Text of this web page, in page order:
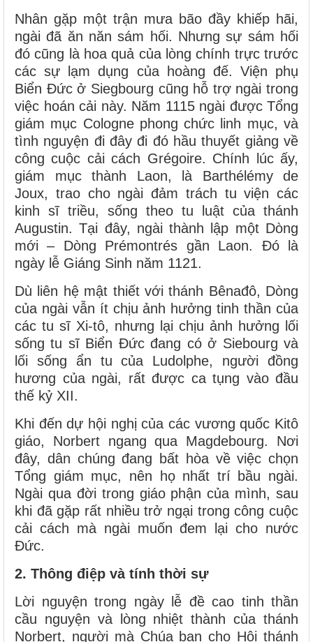
Nhân gặp một trận mưa bão đầy khiếp hãi,
ngài đã ăn năn sám hối. Nhưng sự sám hối
đó cũng là hoa quả của lòng chính trực trước
các sự lạm dụng của hoàng đế. Viện phụ
Biển Đức ở Siegbourg cũng hỗ trợ ngài trong
việc hoán cải này. Năm 1115 ngài được Tổng
giám mục Cologne phong chức linh mục, và
tình nguyện đi đây đi đó hầu thuyết giảng về
công cuộc cải cách Grégoire. Chính lúc ấy,
giám mục thành Laon, là Barthélémy de
Joux, trao cho ngài đảm trách tu viện các
kinh sĩ triều, sống theo tu luật của thánh
Augustin. Tại đây, ngài thành lập một Dòng
mới – Dòng Prémontrés gần Laon. Đó là
ngày lễ Giáng Sinh năm 1121.
Dù liên hệ mật thiết với thánh Bênađô, Dòng
của ngài vẫn ít chịu ảnh hưởng tinh thần của
các tu sĩ Xi-tô, nhưng lại chịu ảnh hưởng lối
sống tu sĩ Biển Đức đang có ở Siebourg và
lối sống ẩn tu của Ludolphe, người đồng
hương của ngài, rất được ca tụng vào đầu
thế kỷ XII.
Khi đến dự hội nghị của các vương quốc Kitô
giáo, Norbert ngang qua Magdebourg. Nơi
đây, dân chúng đang bất hòa về việc chọn
Tổng giám mục, nên họ nhất trí bầu ngài.
Ngài qua đời trong giáo phận của mình, sau
khi đã gặp rất nhiều trở ngại trong công cuộc
cải cách mà ngài muốn đem lại cho nước
Đức.
2. Thông điệp và tính thời sự
Lời nguyện trong ngày lễ đề cao tinh thần
cầu nguyện và lòng nhiệt thành của thánh
Norbert, người mà Chúa ban cho Hội thánh